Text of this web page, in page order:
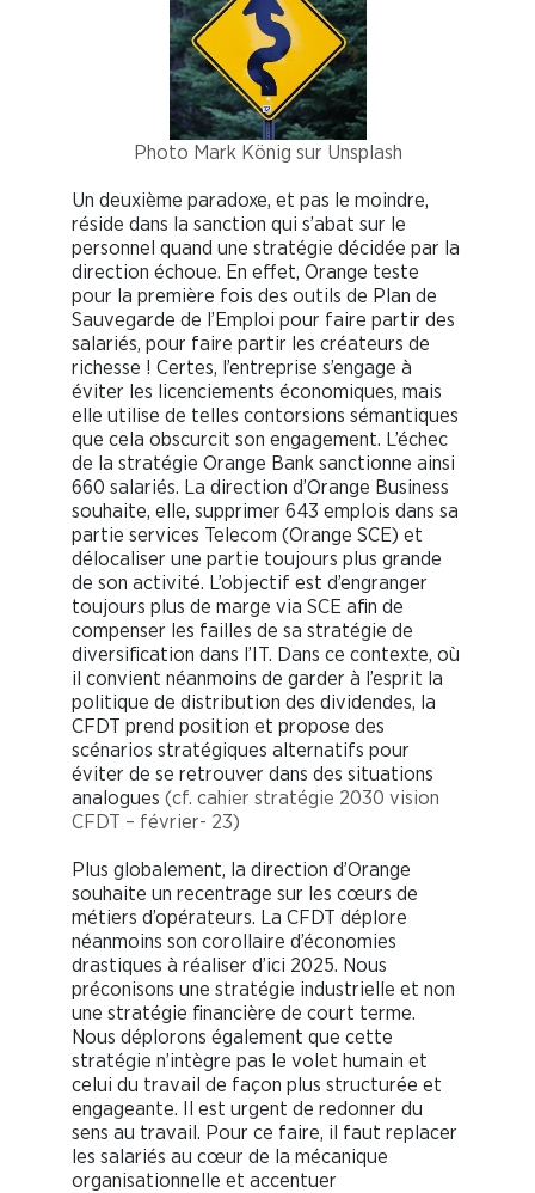
Photo Mark König sur Unsplash
Un deuxième paradoxe, et pas le moindre,
réside dans la sanction qui s’abat sur le
personnel quand une stratégie décidée par la
direction échoue. En effet, Orange teste
pour la première fois des outils de Plan de
Sauvegarde de l’Emploi pour faire partir des
salariés, pour faire partir les créateurs de
richesse ! Certes, l’entreprise s’engage à
éviter les licenciements économiques, mais
elle utilise de telles contorsions sémantiques
que cela obscurcit son engagement. L’échec
de la stratégie Orange Bank sanctionne ainsi
660 salariés. La direction d’Orange Business
souhaite, elle, supprimer 643 emplois dans sa
partie services Telecom (Orange SCE) et
délocaliser une partie toujours plus grande
de son activité. L’objectif est d’engranger
toujours plus de marge via SCE afin de
compenser les failles de sa stratégie de
diversification dans l’IT. Dans ce contexte, où
il convient néanmoins de garder à l’esprit la
politique de distribution des dividendes, la
CFDT prend position et propose des
scénarios stratégiques alternatifs pour
éviter de se retrouver dans des situations
analogues (cf. cahier stratégie 2030 vision
CFDT – février- 23)
Plus globalement, la direction d’Orange
souhaite un recentrage sur les cœurs de
métiers d’opérateurs. La CFDT déplore
néanmoins son corollaire d’économies
drastiques à réaliser d’ici 2025. Nous
préconisons une stratégie industrielle et non
une stratégie financière de court terme.
Nous déplorons également que cette
stratégie n’intègre pas le volet humain et
celui du travail de façon plus structurée et
engageante. Il est urgent de redonner du
sens au travail. Pour ce faire, il faut replacer
les salariés au cœur de la mécanique
organisationnelle et accentuer